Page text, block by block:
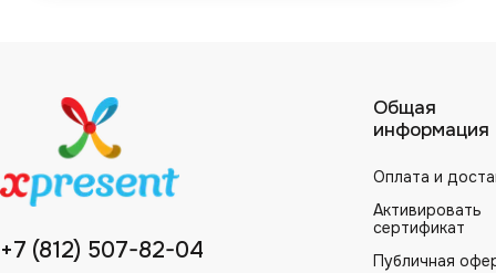
+7 (812) 507-82-04
Общая
информация
Оплата и
Активировать
сертификат
Публичная